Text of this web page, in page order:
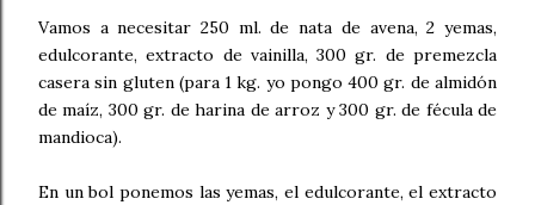
Vamos a necesitar 250 ml. de nata de avena, 2 yemas,
edulcorante, extracto de vainilla, 300 gr. de premezcla
casera sin gluten (para 1 kg. yo pongo 400 gr. de almidón
de maíz, 300 gr. de harina de arroz y 300 gr. de fécula de
mandioca).
En un bol ponemos las yemas, el edulcorante, el extracto